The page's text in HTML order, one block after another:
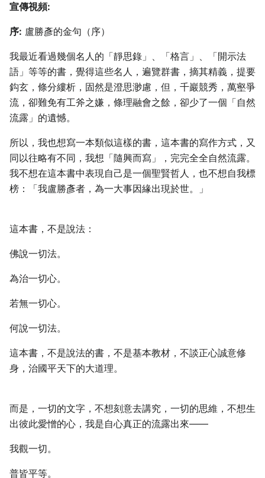
宣傳視頻:
序: 盧勝彥的金句（序）
我最近看過幾個名人的「靜思錄」、「格言」、「開示法
語」等等的書，覺得這些名人，遍覽群書，摘其精義，提要
鈎玄，條分縷析，固然是澄思渺慮，但，千巖競秀，萬壑爭
流，卻難免有工斧之嫌，條理融會之餘，卻少了一個「自然
流露」的遺憾。
所以，我也想寫一本類似這樣的書，這本書的寫作方式，又
同以往略有不同，我想「隨興而寫」，完完全全自然流露。
我不想在這本書中表現自己是一個聖賢哲人，也不想自我標
榜：「我盧勝彥者，為一大事因緣出現於世。」
這本書，不是說法：
佛說一切法。
為治一切心。
若無一切心。
何說一切法。
這本書，不是說法的書，不是基本教材，不談正心誠意修
身，治國平天下的大道理。
而是，一切的文字，不想刻意去講究，一切的思維，不想生
出彼此愛憎的心，我是自心真正的流露出來——
我觀一切。
普皆平等。